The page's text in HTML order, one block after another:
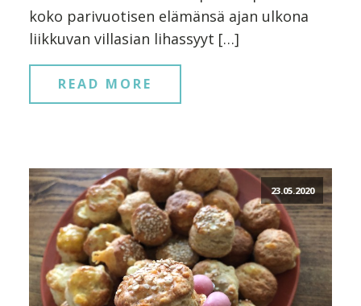
koko parivuotisen elämänsä ajan ulkona
liikkuvan villasian lihassyyt […]
READ MORE
23.05.2020